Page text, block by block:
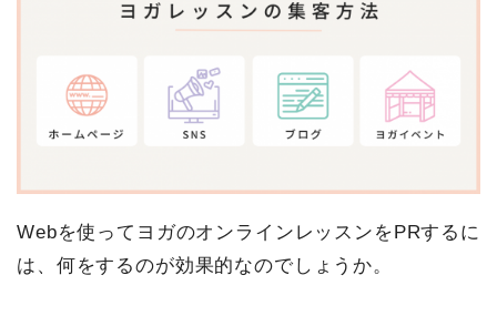
Webを使ってヨガのオンラインレッスンをPRするに
は、何をするのが効果的なのでしょうか。